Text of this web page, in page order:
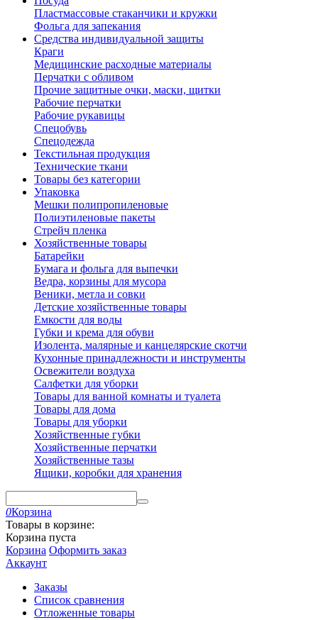
Пластмассовые стаканчики и кружки
Фольга для запекания
Средства индивидуальной защиты
Краги
Медицинские расходные материалы
Перчатки с обливом
Прочие защитные очки, маски, щитки
Рабочие перчатки
Рабочие рукавицы
Спецобувь
Спецодежда
Текстильная продукция
Технические ткани
Товары без категории
Упаковка
Мешки полипропиленовые
Полиэтиленовые пакеты
Стрейч пленка
Хозяйственные товары
Батарейки
Бумага и фольга для выпечки
Ведра, корзины для мусора
Веники, метла и совки
Детские хозяйственные товары
Емкости для воды
Губки и крема для обуви
Изолента, малярные и канцелярские скотчи
Кухонные принадлежности и инструменты
Освежители воздуха
Салфетки для уборки
Товары для ванной комнаты и туалета
Товары для дома
Товары для уборки
Хозяйственные губки
Хозяйственные перчатки
Хозяйственные тазы
Ящики, коробки для хранения
0Корзина
Товары в корзине:
Корзина пуста
Корзина Оформить заказ
Аккаунт
Заказы
Список сравнения
Отложенные товары